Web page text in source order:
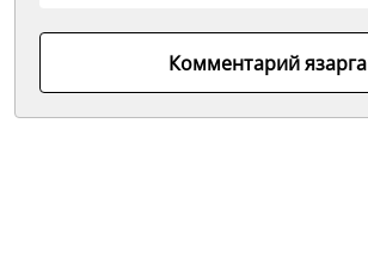
Комментарий язарга